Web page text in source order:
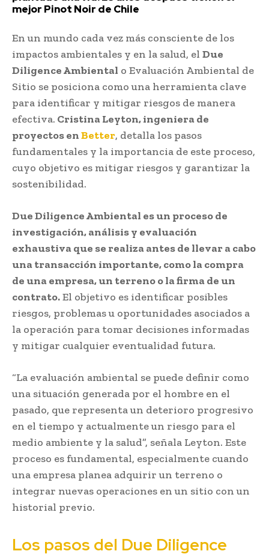
mejor Pinot Noir de Chile
En un mundo cada vez más consciente de los
impactos ambientales y en la salud, el Due
Diligence Ambiental o Evaluación Ambiental de
Sitio se posiciona como una herramienta clave
para identificar y mitigar riesgos de manera
efectiva. Cristina Leyton, ingeniera de
proyectos enBetter, detalla los pasos
fundamentales y la importancia de este proceso,
cuyo objetivo es mitigar riesgos y garantizar la
sostenibilidad.
Due Diligence Ambiental es un proceso de
investigación, análisis y evaluación
exhaustiva que se realiza antes de llevar a cabo
una transacción importante, como la compra
de una empresa, un terreno o la firma de un
contrato.El objetivo es identificar posibles
riesgos, problemas u oportunidades asociados a
la operación para tomar decisiones informadas
y mitigar cualquier eventualidad futura.
“La evaluación ambiental se puede definir como
una situación generada por el hombre en el
pasado, que representa un deterioro progresivo
en el tiempo y actualmente un riesgo para el
medio ambiente y la salud”, señala Leyton. Este
proceso es fundamental, especialmente cuando
una empresa planea adquirir un terreno o
integrar nuevas operaciones en un sitio con un
historial previo.
Los pasos del Due Diligence